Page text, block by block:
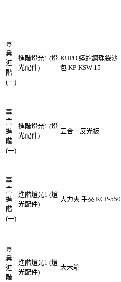
專
業
進
階
(一)
進階燈光1 (燈
光配件)
KUPO 蟒蛇鋼珠袋沙
包 KP-KSW-15
專
業
進
階
(一)
進階燈光1 (燈
光配件)
五合一反光板
專
業
進
階
(一)
進階燈光1 (燈
光配件)
大力夾 手夾 KCP-550
專
業
進
階
進階燈光1 (燈
光配件)
大木箱